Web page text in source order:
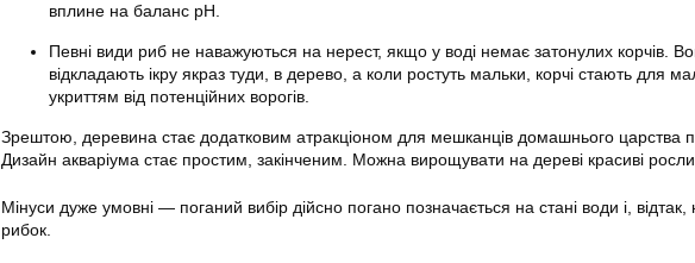
вплине на баланс pH.
Певні види риб не наважуються на нерест, якщо у воді немає затонулих корчів.
відкладають ікру якраз туди, в дерево, а коли ростуть мальки, корчі стають для
укриттям від потенційних ворогів.
Зрештою, деревина стає додатковим атракціоном для мешканців домашнього царства
Дизайн акваріума стає простим, закінченим. Можна вирощувати на дереві красиві
Мінуси дуже умовні — поганий вибір дійсно погано позначається на стані води і, відтак,
рибок.